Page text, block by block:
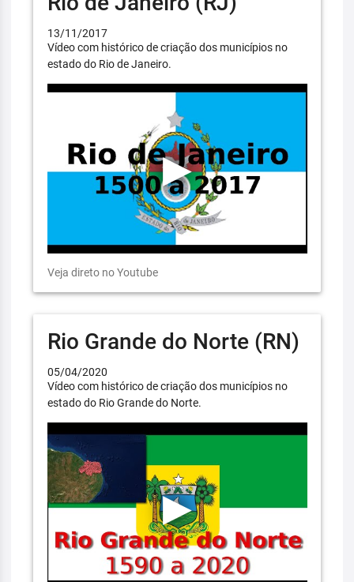
13/11/2017
Vídeo com histórico de criação dos municípios no
estado do Rio de Janeiro.
Veja direto no Youtube
Rio Grande do Norte (RN)
05/04/2020
Vídeo com histórico de criação dos municípios no
estado do Rio Grande do Norte.